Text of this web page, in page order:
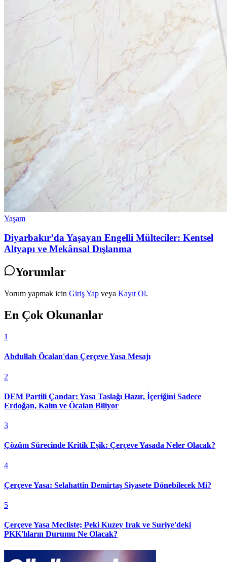
Yaşam
Diyarbakır’da Yaşayan Engelli Mülteciler: Kentsel
Altyapı ve Mekânsal Dışlanma
Yorumlar
Yorum yapmak icin Giriş Yap veya Kayıt Ol.
En Çok Okunanlar
1
Abdullah Öcalan'dan Çerçeve Yasa Mesajı
2
DEM Partili Çandar: Yasa Taslağı Hazır, İçeriğini Sadece
Erdoğan, Kalın ve Öcalan Biliyor
3
Çözüm Sürecinde Kritik Eşik: Çerçeve Yasada Neler Olacak?
4
Çerçeve Yasa: Selahattin Demirtaş Siyasete Dönebilecek Mi?
5
Çerçeve Yasa Mecliste; Peki Kuzey Irak ve Suriye'deki
PKK'lıların Durumu Ne Olacak?